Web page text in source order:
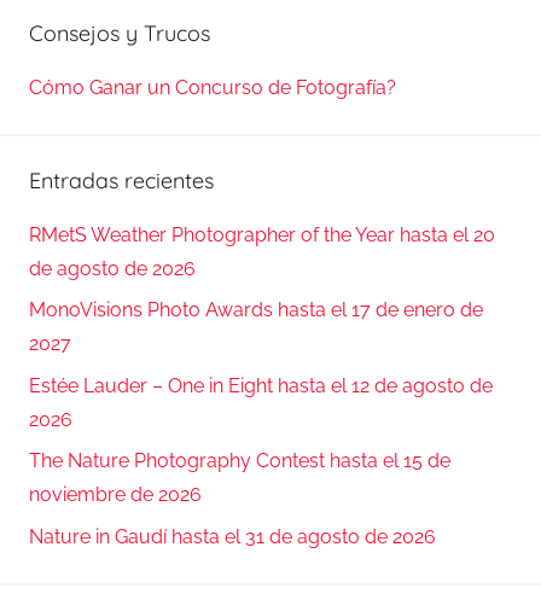
Consejos y Trucos
Cómo Ganar un Concurso de Fotografía?
Entradas recientes
RMetS Weather Photographer of the Year hasta el 20
de agosto de 2026
MonoVisions Photo Awards hasta el 17 de enero de
2027
Estée Lauder – One in Eight hasta el 12 de agosto de
2026
The Nature Photography Contest hasta el 15 de
noviembre de 2026
Nature in Gaudí hasta el 31 de agosto de 2026